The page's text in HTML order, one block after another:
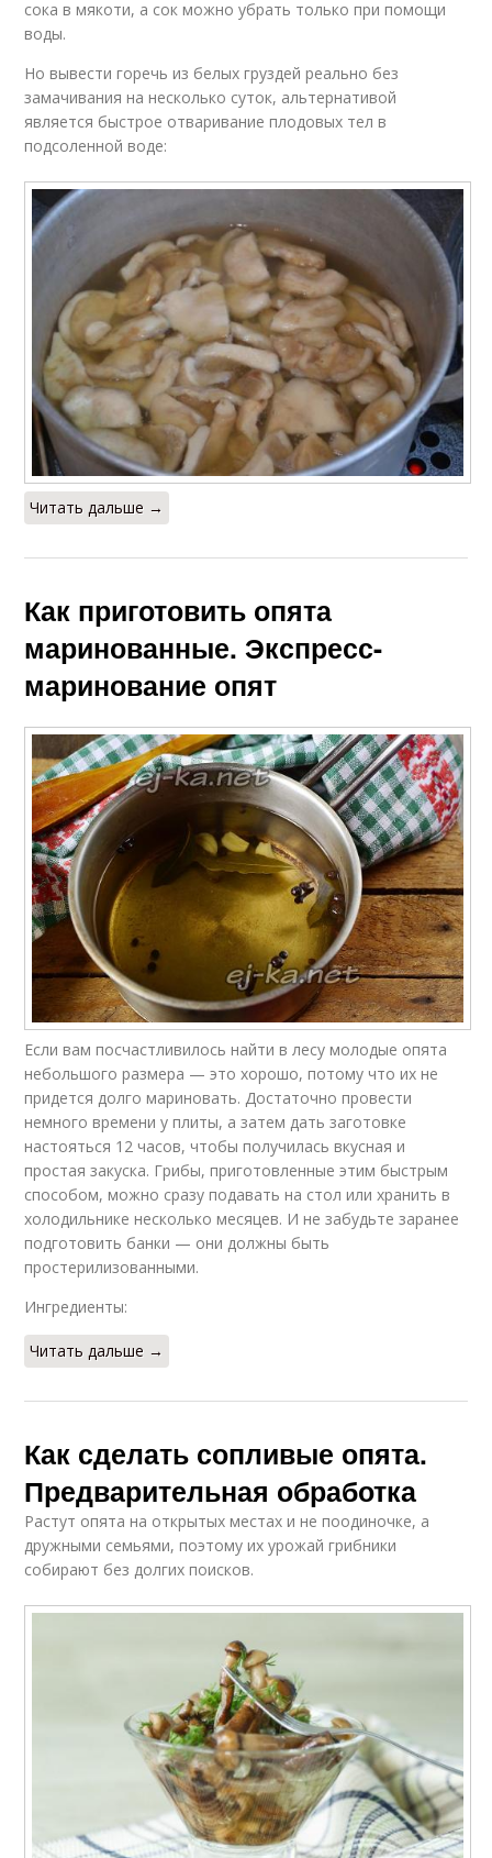
сока в мякоти, а сок можно убрать только при помощи
воды.
Но вывести горечь из белых груздей реально без
замачивания на несколько суток, альтернативой
является быстрое отваривание плодовых тел в
подсоленной воде:
Читать дальше →
Как приготовить опята
маринованные. Экспресс-
маринование опят
Если вам посчастливилось найти в лесу молодые опята
небольшого размера — это хорошо, потому что их не
придется долго мариновать. Достаточно провести
немного времени у плиты, а затем дать заготовке
настояться 12 часов, чтобы получилась вкусная и
простая закуска. Грибы, приготовленные этим быстрым
способом, можно сразу подавать на стол или хранить в
холодильнике несколько месяцев. И не забудьте заранее
подготовить банки — они должны быть
простерилизованными.
Ингредиенты:
Читать дальше →
Как сделать сопливые опята.
Предварительная обработка
Растут опята на открытых местах и не поодиночке, а
дружными семьями, поэтому их урожай грибники
собирают без долгих поисков.